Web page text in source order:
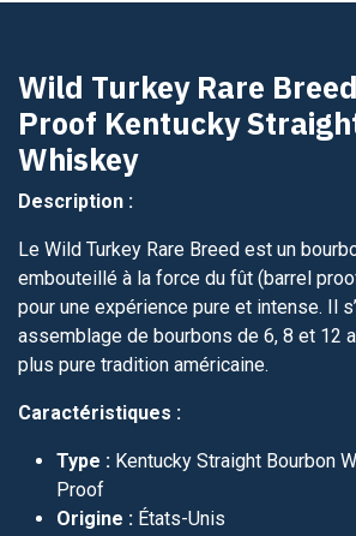
Wild Turkey Rare
Proof Kentucky
Whiskey
Description :
Le Wild Turkey Rare Breed est un
embouteillé à la force du fût (barrel
pour une expérience pure et intense. Il
assemblage de bourbons de 6, 8 et 12
plus pure tradition américaine.
Caractéristiques :
Type : Kentucky Straight Bourbon
Proof
Origine : États-Unis